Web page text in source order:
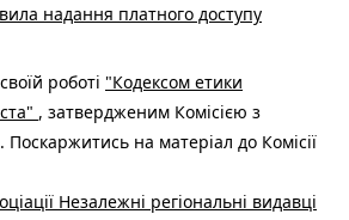
надання платного доступу
роботі "Кодексом етики
, затвердженим Комісією з
Поскаржитись на матеріал до Комісії
Незалежні регіональні видавці